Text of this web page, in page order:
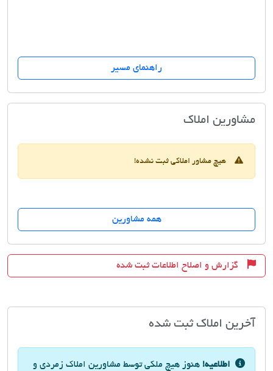
راهنمای مسیر
مشاورین املاکمشاورین املاک زمردی
هیچ مشاور املاکی ثبت نشده!
همه مشاورین
گزارش و اصلاح اطلاعات ثبت شده
آخرین املاک ثبت شده
اطلاعیه! هنوز هیچ ملکی توسط مشاورین املاک زمردی و